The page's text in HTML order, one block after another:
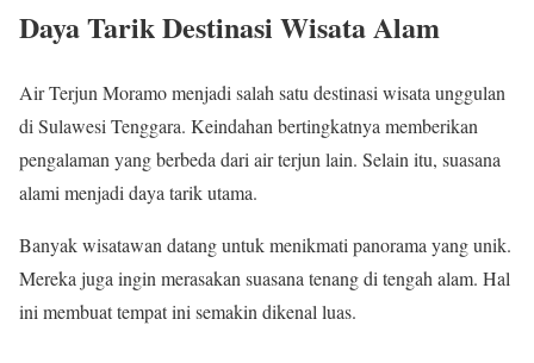
Daya Tarik Destinasi Wisata Alam
Air Terjun Moramo menjadi salah satu destinasi wisata unggulan
di Sulawesi Tenggara. Keindahan bertingkatnya memberikan
pengalaman yang berbeda dari air terjun lain. Selain itu, suasana
alami menjadi daya tarik utama.
Banyak wisatawan datang untuk menikmati panorama yang unik.
Mereka juga ingin merasakan suasana tenang di tengah alam. Hal
ini membuat tempat ini semakin dikenal luas.